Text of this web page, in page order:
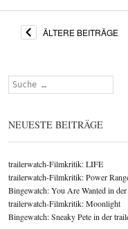
ÄLTERE BEITRÄGE
Suchen
NEUESTE BEITRÄGE
trailerwatch-Filmkritik: LIFE
trailerwatch-Filmkritik: Power
Bingewatch: You Are Wanted in
trailerwatch-Filmkritik: Moonlight
Bingewatch: Sneaky Pete in der